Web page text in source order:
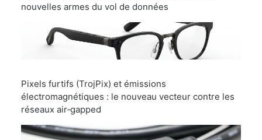
nouvelles armes du vol de données
Pixels furtifs (TrojPix) et émissions
électromagnétiques : le nouveau vecteur contre les
réseaux air‑gapped